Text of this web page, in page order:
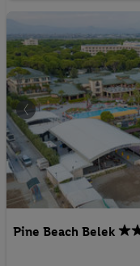
Pine Beach Belek